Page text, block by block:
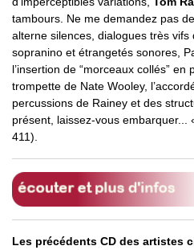
tambours. Ne me demandez pas
alterne silences, dialogues très
sopranino et étrangetés sonores,
l’insertion de “morceaux collés” en
trompette de Nate Wooley,
percussions de Rainey et des
présent, laissez-vous embarquer...
411).
Les précédents CD des artistes